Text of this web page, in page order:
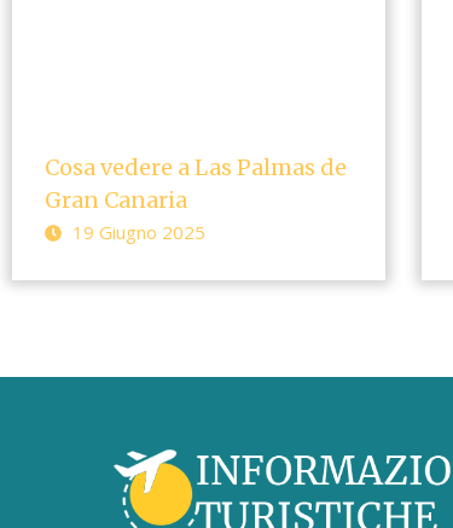
Cosa vedere a Las Palmas de
Gran Canaria
19 Giugno 2025